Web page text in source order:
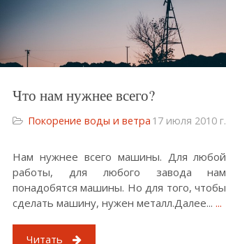
Что нам нужнее всего?
Покорение воды и ветра 17 июля 2010 г.
Нам нужнее всего машины. Для любой
работы, для любого завода нам
понадобятся машины. Но для того, чтобы
сделать машину, нужен металл.Далее... ...
Читать